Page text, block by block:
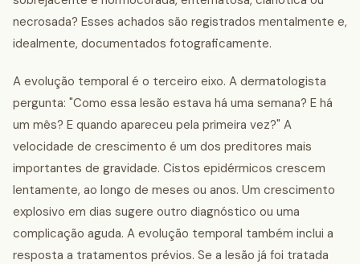
necrosada? Esses achados são registrados mentalmente e,
idealmente, documentados fotograficamente.
A evolução temporal é o terceiro eixo. A dermatologista
pergunta: "Como essa lesão estava há uma semana? E há
um mês? E quando apareceu pela primeira vez?" A
velocidade de crescimento é um dos preditores mais
importantes de gravidade. Cistos epidérmicos crescem
lentamente, ao longo de meses ou anos. Um crescimento
explosivo em dias sugere outro diagnóstico ou uma
complicação aguda. A evolução temporal também inclui a
resposta a tratamentos prévios. Se a lesão já foi tratada